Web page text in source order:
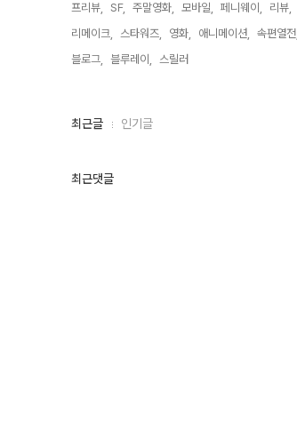
프리뷰,
SF, 주말영화, 모바일, 페니웨이,
리뷰,
리메이크,
스타워즈, 영화, 애니메이션, 속편열전,
블로그,
블루레이, 스릴러,
최
인
최근글 인기글
최근댓글